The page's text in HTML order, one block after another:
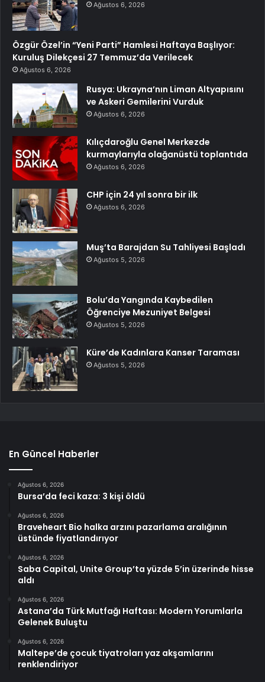
Ağustos 6, 2026
Özgür Özel’in “Yeni Parti” Hamlesi Haftaya Başlıyor:
Kuruluş Dilekçesi 27 Temmuz’da Verilecek
Ağustos 6, 2026
Rusya: Ukrayna’nın Liman Altyapısını
ve Askeri Gemilerini Vurduk
Ağustos 6, 2026
Kılıçdaroğlu Genel Merkezde
kurmaylarıyla olağanüstü toplantıda
Ağustos 6, 2026
CHP için 24 yıl sonra bir ilk
Ağustos 6, 2026
Muş’ta Barajdan Su Tahliyesi Başladı
Ağustos 5, 2026
Bolu’da Yangında Kaybedilen
Öğrenciye Mezuniyet Belgesi
Ağustos 5, 2026
Küre’de Kadınlara Kanser Taraması
Ağustos 5, 2026
En Güncel Haberler
Ağustos 6, 2026
Bursa’da feci kaza: 3 kişi öldü
Ağustos 6, 2026
Braveheart Bio halka arzını pazarlama aralığının
üstünde fiyatlandırıyor
Ağustos 6, 2026
Saba Capital, Unite Group’ta yüzde 5’in üzerinde hisse
aldı
Ağustos 6, 2026
Astana’da Türk Mutfağı Haftası: Modern Yorumlarla
Gelenek Buluştu
Ağustos 6, 2026
Maltepe’de çocuk tiyatroları yaz akşamlarını
renklendiriyor